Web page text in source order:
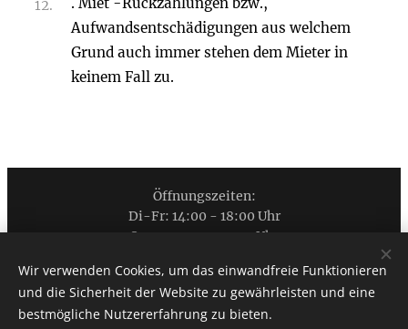
Aufwandsentschädigungen aus welchem
Grund auch immer stehen dem Mieter in
keinem Fall zu.
Öffnungszeiten:
Di-Fr: 14:00 - 18:00 Uhr
Sa: 09:00 - 12:00 Uhr
Außerhalb der Öffnungszeiten nach telefonischer
Terminvereinbarung möglich.
E-BIKESCHAURAUM:SCHULWEG 6 5310 MONDSEE
Wir verwenden Cookies, um das einwandfreie Funktionieren
und die Sicherheit der Website zu gewährleisten und eine
bestmögliche Nutzererfahrung zu bieten.